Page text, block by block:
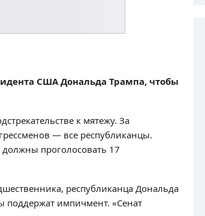
США Дональда Трампа, чтобы
к мятежу. За
— все республиканцы.
должны проголосовать 17
республиканца Дональда
поддержат импичмент. «Сенат